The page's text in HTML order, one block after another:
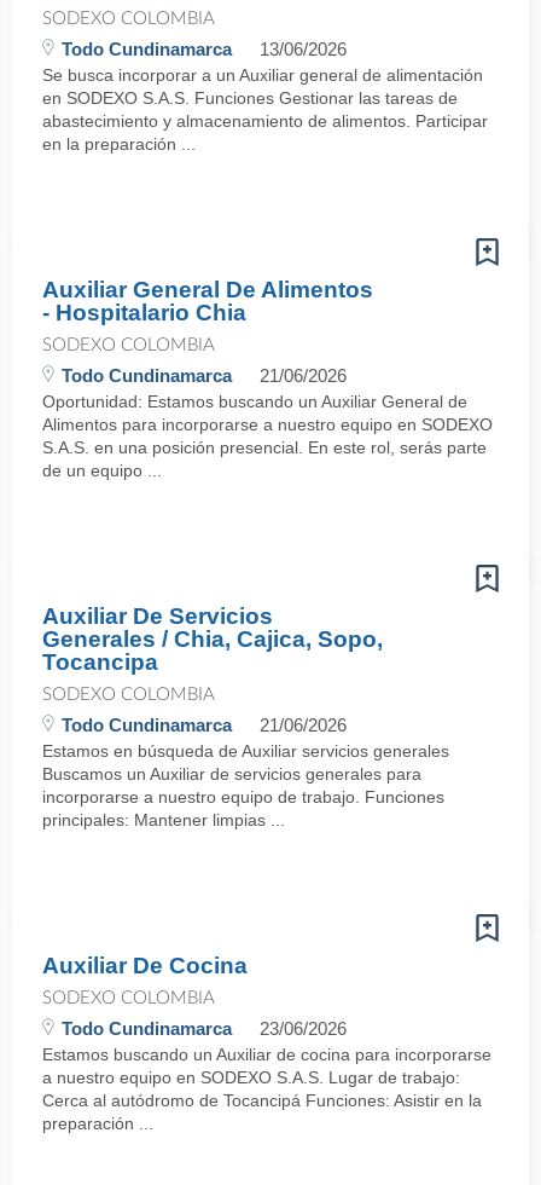
SODEXO COLOMBIA
Todo Cundinamarca 13/06/2026
Se busca incorporar a un Auxiliar general de alimentación
en SODEXO S.A.S. Funciones Gestionar las tareas de
abastecimiento y almacenamiento de alimentos. Participar
en la preparación ...
Auxiliar General De Alimentos
- Hospitalario Chia
SODEXO COLOMBIA
Todo Cundinamarca 21/06/2026
Oportunidad: Estamos buscando un Auxiliar General de
Alimentos para incorporarse a nuestro equipo en SODEXO
S.A.S. en una posición presencial. En este rol, serás parte
de un equipo ...
Auxiliar De Servicios
Generales / Chia, Cajica, Sopo,
Tocancipa
SODEXO COLOMBIA
Todo Cundinamarca 21/06/2026
Estamos en búsqueda de Auxiliar servicios generales
Buscamos un Auxiliar de servicios generales para
incorporarse a nuestro equipo de trabajo. Funciones
principales: Mantener limpias ...
Auxiliar De Cocina
SODEXO COLOMBIA
Todo Cundinamarca 23/06/2026
Estamos buscando un Auxiliar de cocina para incorporarse
a nuestro equipo en SODEXO S.A.S. Lugar de trabajo:
Cerca al autódromo de Tocancipá Funciones: Asistir en la
preparación ...